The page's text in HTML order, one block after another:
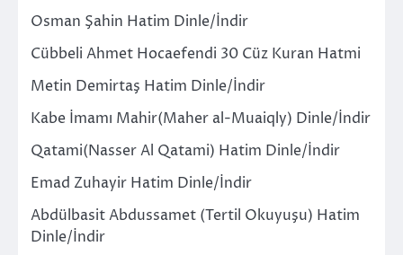
Osman Şahin Hatim Dinle/İndir
Cübbeli Ahmet Hocaefendi 30 Cüz Kuran Hatmi
Metin Demirtaş Hatim Dinle/İndir
Kabe İmamı Mahir(Maher al-Muaiqly) Dinle/İndir
Qatami(Nasser Al Qatami) Hatim Dinle/İndir
Emad Zuhayir Hatim Dinle/İndir
Abdülbasit Abdussamet (Tertil Okuyuşu) Hatim
Dinle/İndir